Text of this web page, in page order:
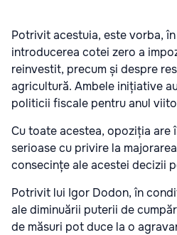
Potrivit acestuia, este vorba,
introducerea cotei zero a
reinvestit, precum și despre
agricultură. Ambele inițiative
politicii fiscale pentru anul
Cu toate acestea, opoziția are
serioase cu privire la
consecințe ale acestei decizii
Potrivit lui Igor Dodon, în
ale diminuării puterii de
de măsuri pot duce la o